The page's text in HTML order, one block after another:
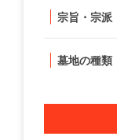
宗旨・宗派
墓地の種類